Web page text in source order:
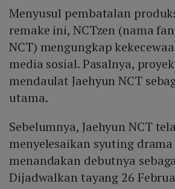
Menyusul pembatalan
remake ini, NCTzen (nama
NCT) mengungkap
media sosial. Pasalnya,
mendaulat Jaehyun NCT
utama.
Sebelumnya, Jaehyun NCT
menyelesaikan syuting drama
menandakan debutnya
Dijadwalkan tayang 26